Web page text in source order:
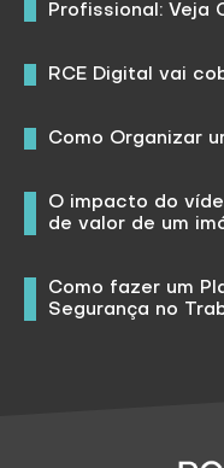
Profissional: Veja
RCE Digital vai
Como Organizar
O impacto do
de valor de um
Como fazer um
Segurança no